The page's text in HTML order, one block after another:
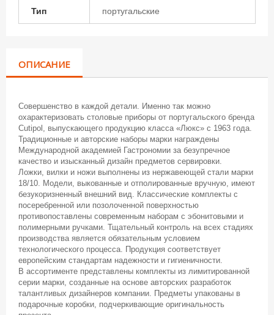
Тип португальские
ОПИСАНИЕ
Совершенство в каждой детали. Именно так можно
охарактеризовать столовые приборы от португальского бренда
Cutipol, выпускающего продукцию класса «Люкс» с 1963 года.
Традиционные и авторские наборы марки награждены
Международной академией Гастрономии за безупречное
качество и изысканный дизайн предметов сервировки.
Ложки, вилки и ножи выполнены из нержавеющей стали марки
18/10. Модели, выкованные и отполированные вручную, имеют
безукоризненный внешний вид. Классические комплекты с
посеребренной или позолоченной поверхностью
противопоставлены современным наборам с эбонитовыми и
полимерными ручками. Тщательный контроль на всех стадиях
производства является обязательным условием
технологического процесса. Продукция соответствует
европейским стандартам надежности и гигиеничности.
В ассортименте представлены комплекты из лимитированной
серии марки, созданные на основе авторских разработок
талантливых дизайнеров компании. Предметы упакованы в
подарочные коробки, подчеркивающие оригинальность